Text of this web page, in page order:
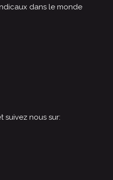
dans le monde
suivez nous sur: